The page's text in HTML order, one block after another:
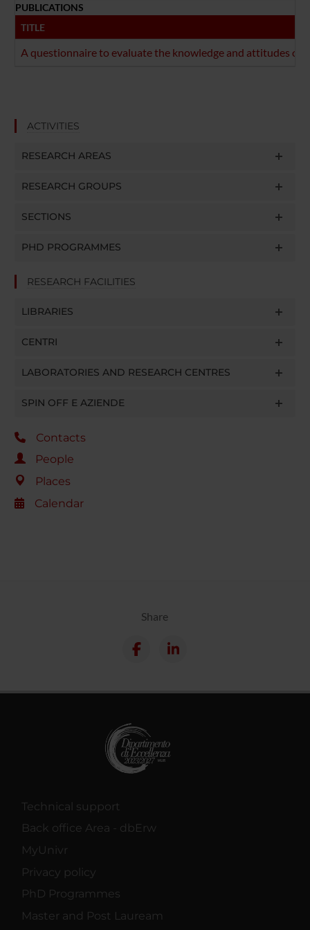
PUBLICATIONS
TITLE
A questionnaire to evaluate the knowledge and attitudes of
ACTIVITIES
RESEARCH AREAS
RESEARCH GROUPS
SECTIONS
PHD PROGRAMMES
RESEARCH FACILITIES
LIBRARIES
CENTRI
LABORATORIES AND RESEARCH CENTRES
SPIN OFF E AZIENDE
Contacts
People
Places
Calendar
Share
Technical support
Back office Area - dbErw
MyUnivr
Privacy policy
PhD Programmes
Master and Post Lauream